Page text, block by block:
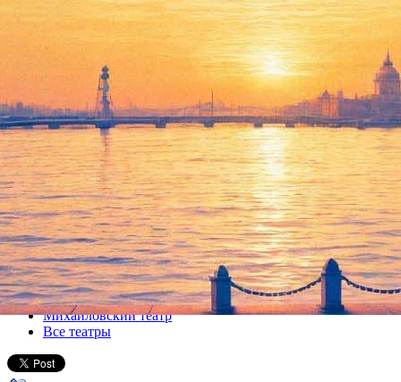
Лебединое озеро
18 апреля 2012, среда,19.00
Версия для печати
Все спектакли
Михайловский театр
Все театры